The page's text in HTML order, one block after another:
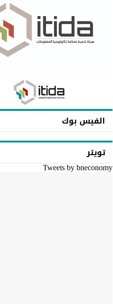
الفيس بوك
تويتر
Tweets by bneconomy